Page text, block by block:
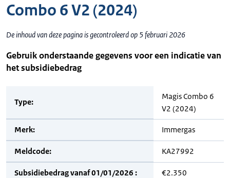
Combo 6 V2 (2024)
De inhoud van deze pagina is gecontroleerd op 5 februari 2026
Gebruik onderstaande gegevens voor een indicatie van
het subsidiebedrag
Type:
Magis Combo 6
V2 (2024)
Merk: Immergas
Meldcode: KA27992
Subsidiebedrag vanaf 01/01/2026 : €2.350